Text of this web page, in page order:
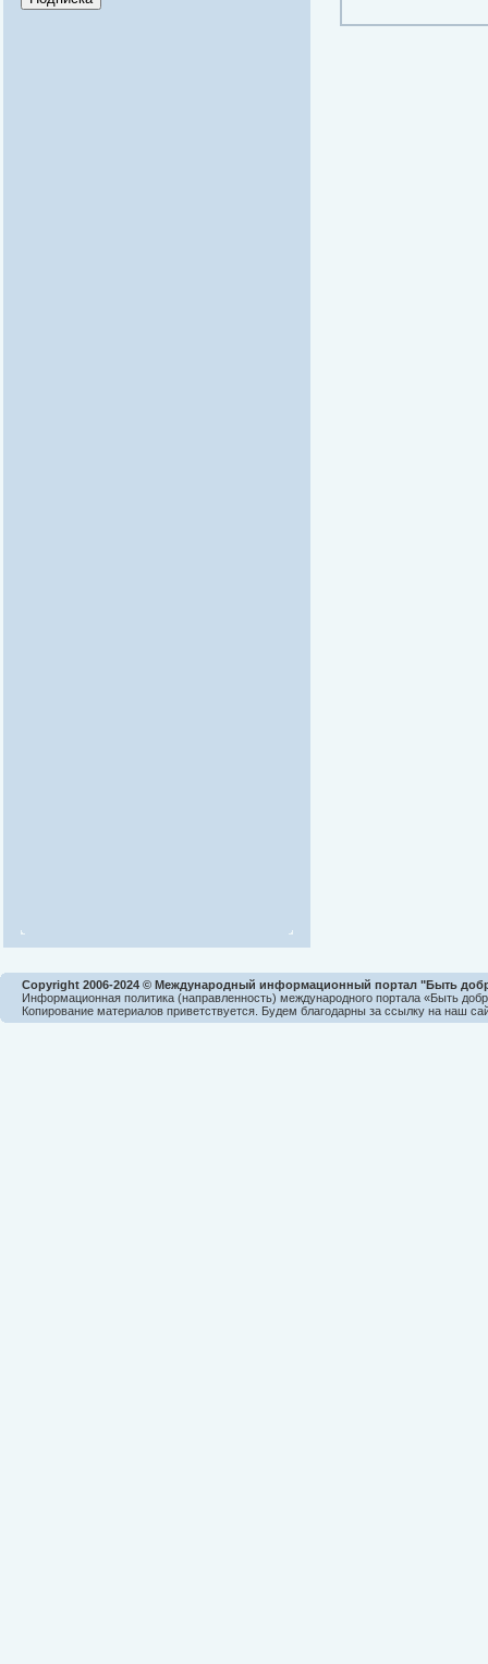
Copyright 2006-2024 © Международный информационный портал "Быть
Информационная политика (направленность) международного портала «Быть
Копирование материалов приветствуется. Будем благодарны за ссылку на наш